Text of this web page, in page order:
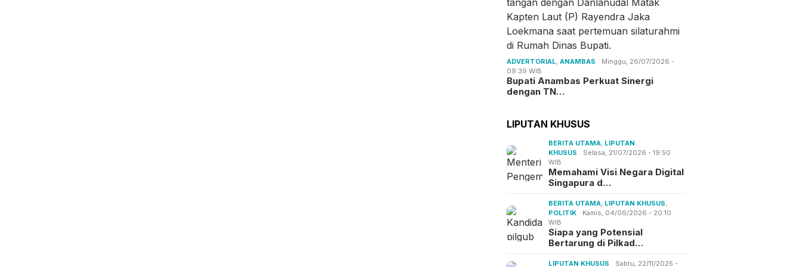
ADVERTORIAL,ANAMBAS
Minggu, 26/07/2026 -
09:39 WIB
Bupati Anambas Perkuat Sinergi
dengan TN…
LIPUTAN KHUSUS
BERITA UTAMA, LIPUTAN
KHUSUS
Selasa, 21/07/2026 - 19:50
WIB
Memahami Visi Negara Digital
Singapura d…
BERITA UTAMA, LIPUTAN KHUSUS,
POLITIK
Kamis, 04/06/2026 - 20:10
WIB
Siapa yang Potensial
Bertarung di Pilkad…
LIPUTAN KHUSUS Sabtu, 22/11/2025 -